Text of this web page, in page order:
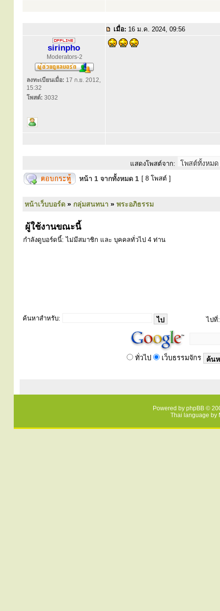
เมื่อ: 16 ม.ค. 2024, 09:56
sirinpho
Moderators-2
ลงทะเบียนเมื่อ: 17 ก.ย. 2012,
15:32
โพสต์: 3032
แสดงโพสต์จาก:
หน้า 1 จากทั้งหมด 1 [ 8 โพสต์ ]
หน้าเว็บบอร์ด » กลุ่มสนทนา » พระอภิธรรม
ผู้ใช้งานขณะนี้
กำลังดูบอร์ดนี้: ไม่มีสมาชิก และ บุคคลทั่วไป 4 ท่าน
ค้นหาสำหรับ: ไปที่:
ทั่วไป เว็บธรรมจักร
Powered by phpBB ©
Thai language by